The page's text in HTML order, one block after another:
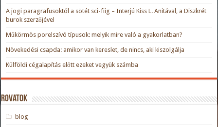
A jogi paragrafusoktól a sötét sci-fiig – Interjú Kiss L. Anitával, a Diszkrét
burok szerzőjével
Műkörmös porelszívó típusok: melyik mire való a gyakorlatban?
Növekedési csapda: amikor van kereslet, de nincs, aki kiszolgálja
Külföldi cégalapítás előtt ezeket vegyük számba
Rovatok
blog